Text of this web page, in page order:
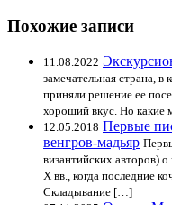
Похожие записи
11.08.2022
замечательная страна,
приняли решение ее
хороший вкус. Но какие
12.05.2018 Первые
венгров-мадьяр
византийских авторов)
X вв., когда последние
Складывание […]